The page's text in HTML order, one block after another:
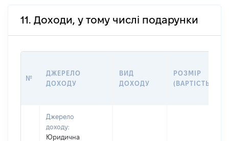
11. Доходи, у тому числі подарунки
№
ДЖЕРЕЛО
ДОХОДУ
ВИД
ДОХОДУ
РОЗМІР
(ВАРТІСТЬ)
Джерело
доходу:
Юридична